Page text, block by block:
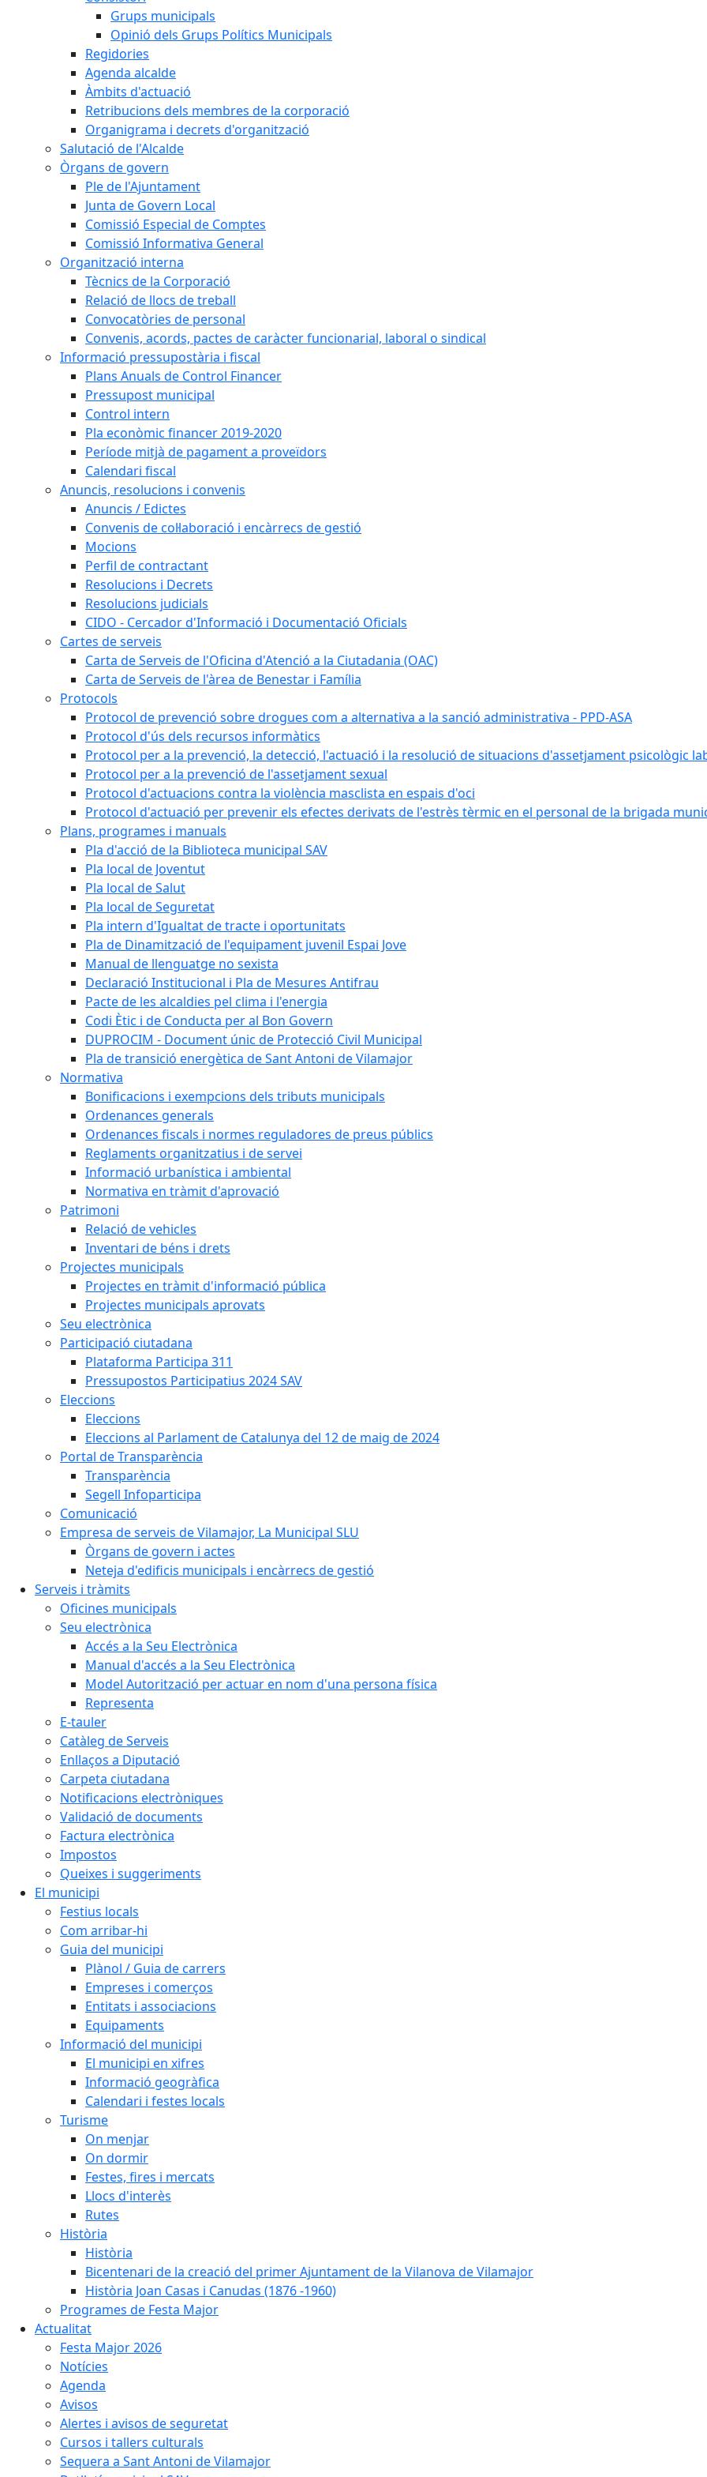
Grups municipals
Opinió dels Grups Polítics Municipals
Regidories
Agenda alcalde
Àmbits d'actuació
Retribucions dels membres de la corporació
Organigrama i decrets d'organització
Salutació de l'Alcalde
Òrgans de govern
Ple de l'Ajuntament
Junta de Govern Local
Comissió Especial de Comptes
Comissió Informativa General
Organització interna
Tècnics de la Corporació
Relació de llocs de treball
Convocatòries de personal
Convenis, acords, pactes de caràcter funcionarial, laboral o sindical
Informació pressupostària i fiscal
Plans Anuals de Control Financer
Pressupost municipal
Control intern
Pla econòmic financer 2019-2020
Període mitjà de pagament a proveïdors
Calendari fiscal
Anuncis, resolucions i convenis
Anuncis / Edictes
Convenis de col·laboració i encàrrecs de gestió
Mocions
Perfil de contractant
Resolucions i Decrets
Resolucions judicials
CIDO - Cercador d'Informació i Documentació Oficials
Cartes de serveis
Carta de Serveis de l'Oficina d'Atenció a la Ciutadania (OAC)
Carta de Serveis de l'àrea de Benestar i Família
Protocols
Protocol de prevenció sobre drogues com a alternativa a la sanció administrativa - PPD-ASA
Protocol d'ús dels recursos informàtics
Protocol per a la prevenció, la detecció, l'actuació i la resolució de situacions d'assetjament psicològic
Protocol per a la prevenció de l'assetjament sexual
Protocol d'actuacions contra la violència masclista en espais d'oci
Protocol d'actuació per prevenir els efectes derivats de l'estrès tèrmic en el personal de la brigada
Plans, programes i manuals
Pla d'acció de la Biblioteca municipal SAV
Pla local de Joventut
Pla local de Salut
Pla local de Seguretat
Pla intern d'Igualtat de tracte i oportunitats
Pla de Dinamització de l'equipament juvenil Espai Jove
Manual de llenguatge no sexista
Declaració Institucional i Pla de Mesures Antifrau
Pacte de les alcaldies pel clima i l'energia
Codi Ètic i de Conducta per al Bon Govern
DUPROCIM - Document únic de Protecció Civil Municipal
Pla de transició energètica de Sant Antoni de Vilamajor
Normativa
Bonificacions i exempcions dels tributs municipals
Ordenances generals
Ordenances fiscals i normes reguladores de preus públics
Reglaments organitzatius i de servei
Informació urbanística i ambiental
Normativa en tràmit d'aprovació
Patrimoni
Relació de vehicles
Inventari de béns i drets
Projectes municipals
Projectes en tràmit d'informació pública
Projectes municipals aprovats
Seu electrònica
Participació ciutadana
Plataforma Participa 311
Pressupostos Participatius 2024 SAV
Eleccions
Eleccions
Eleccions al Parlament de Catalunya del 12 de maig de 2024
Portal de Transparència
Transparència
Segell Infoparticipa
Comunicació
Empresa de serveis de Vilamajor, La Municipal SLU
Òrgans de govern i actes
Neteja d'edificis municipals i encàrrecs de gestió
Serveis i tràmits
Oficines municipals
Seu electrònica
Accés a la Seu Electrònica
Manual d'accés a la Seu Electrònica
Model Autorització per actuar en nom d'una persona física
Representa
E-tauler
Catàleg de Serveis
Enllaços a Diputació
Carpeta ciutadana
Notificacions electròniques
Validació de documents
Factura electrònica
Impostos
Queixes i suggeriments
El municipi
Festius locals
Com arribar-hi
Guia del municipi
Plànol / Guia de carrers
Empreses i comerços
Entitats i associacions
Equipaments
Informació del municipi
El municipi en xifres
Informació geogràfica
Calendari i festes locals
Turisme
On menjar
On dormir
Festes, fires i mercats
Llocs d'interès
Rutes
Història
Història
Bicentenari de la creació del primer Ajuntament de la Vilanova de Vilamajor
Història Joan Casas i Canudas (1876 -1960)
Programes de Festa Major
Actualitat
Festa Major 2026
Notícies
Agenda
Avisos
Alertes i avisos de seguretat
Cursos i tallers culturals
Sequera a Sant Antoni de Vilamajor